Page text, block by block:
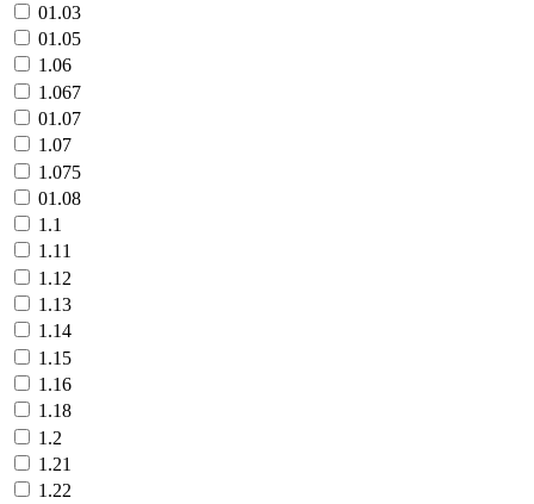
01.03
01.05
1.06
1.067
01.07
1.07
1.075
01.08
1.1
1.11
1.12
1.13
1.14
1.15
1.16
1.18
1.2
1.21
1.22